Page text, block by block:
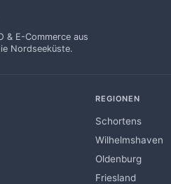
& E-Commerce aus
Nordseeküste.
REGIONEN
Schortens
Wilhelmshaven
Oldenburg
Friesland